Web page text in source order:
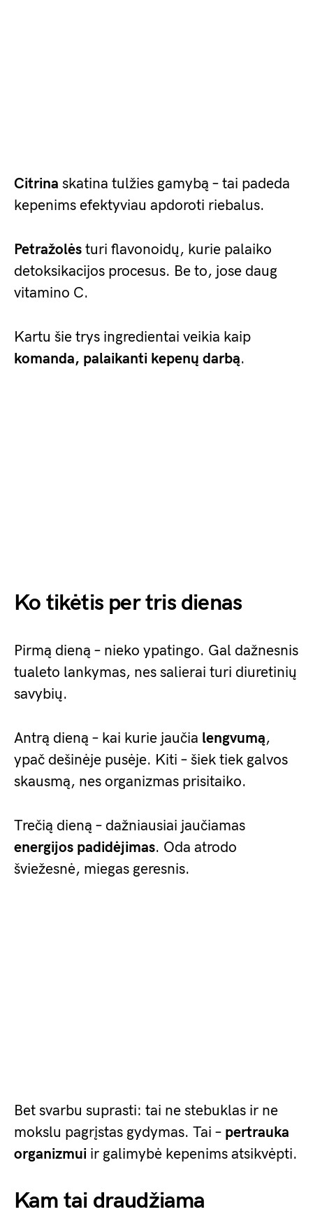
Citrina skatina tulžies gamybą – tai padeda
kepenims efektyviau apdoroti riebalus.
Petražolės turi flavonoidų, kurie palaiko
detoksikacijos procesus. Be to, jose daug
vitamino C.
Kartu šie trys ingredientai veikia kaip
komanda, palaikanti kepenų darbą.
Ko tikėtis per tris dienas
Pirmą dieną – nieko ypatingo. Gal dažnesnis
tualeto lankymas, nes salierai turi diuretinių
savybių.
Antrą dieną – kai kurie jaučia lengvumą,
ypač dešinėje pusėje. Kiti – šiek tiek galvos
skausmą, nes organizmas prisitaiko.
Trečią dieną – dažniausiai jaučiamas
energijos padidėjimas. Oda atrodo
šviežesnė, miegas geresnis.
Bet svarbu suprasti: tai ne stebuklas ir ne
mokslu pagrįstas gydymas. Tai – pertrauka
organizmui ir galimybė kepenims atsikvėpti.
Kam tai draudžiama